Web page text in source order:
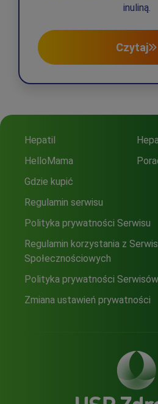
inuliną.
Czytaj
Hepatil
HelloMama
Gdzie kupić
Regulamin serwisu
Polityka prywatności Serwisu
Regulamin korzystania z
Społecznościowych
Polityka prywatności
Zmiana ustawień prywatności